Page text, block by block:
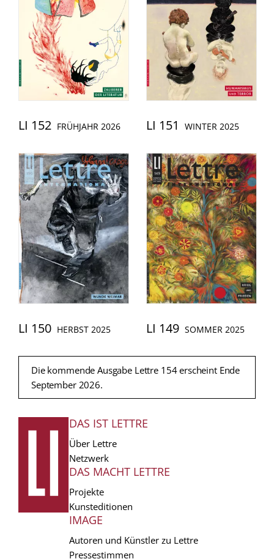
LI 152 FRÜHJAHR 2026 LI 151 WINTER 2025
LI 150 HERBST 2025 LI 149 SOMMER 2025
Die kommende Ausgabe Lettre 154 erscheint Ende
September 2026.
FUSSZEILE
DAS IST LETTRE
Über Lettre
Netzwerk
DAS MACHT LETTRE
Projekte
Kunsteditionen
IMAGE
Autoren und Künstler zu Lettre
Pressestimmen